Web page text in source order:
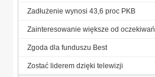
Zadłużenie wynosi 43,6 proc PKB
Zainteresowanie większe od oczekiwań
Zgoda dla funduszu Best
Zostać liderem dzięki telewizji